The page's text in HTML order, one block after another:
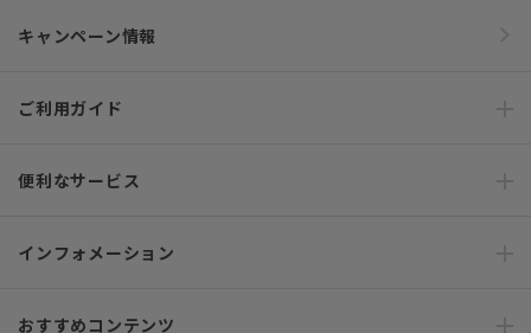
キャンペーン情報
ご利用ガイド
便利なサービス
インフォメーション
おすすめコンテンツ